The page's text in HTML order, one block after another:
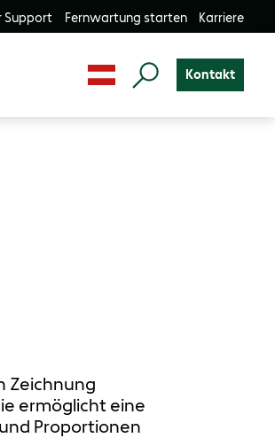
Support Fernwartung starten Karriere
Kontakt
Zeichnung
ermöglicht eine
Proportionen